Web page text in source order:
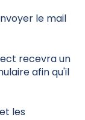
le mail
recevra un
afin qu'il
les